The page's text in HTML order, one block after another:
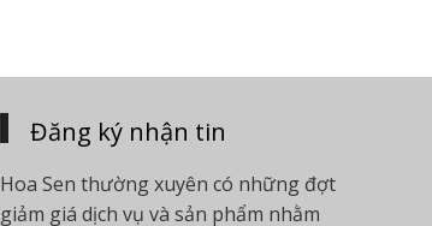
Đăng ký nhận tin
Hoa Sen thường xuyên có những đợt
giảm giá dịch vụ và sản phẩm nhằm